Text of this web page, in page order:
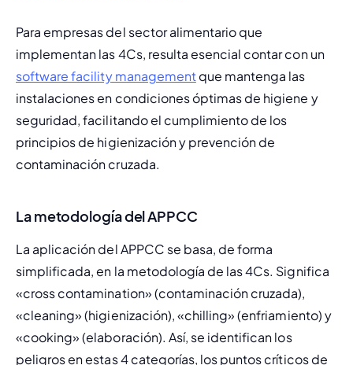
Para empresas del sector alimentario que
implementan las 4Cs, resulta esencial contar con un
software facility management que mantenga las
instalaciones en condiciones óptimas de higiene y
seguridad, facilitando el cumplimiento de los
principios de higienización y prevención de
contaminación cruzada.
La metodología del APPCC
La aplicación del APPCC se basa, de forma
simplificada, en la metodología de las 4Cs. Significa
«cross contamination» (contaminación cruzada),
«cleaning» (higienización), «chilling» (enfriamiento) y
«cooking» (elaboración). Así, se identifican los
peligros en estas 4 categorías, los puntos críticos de